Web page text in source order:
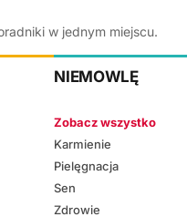
w jednym miejscu.
NIEMOWLĘ
Zobacz wszystko
Karmienie
Pielęgnacja
Sen
Zdrowie